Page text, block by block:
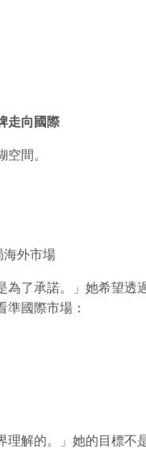
走向國際
間。
海外市場
為了承諾。」她希望
準國際市場：
理解的。」她的目標不